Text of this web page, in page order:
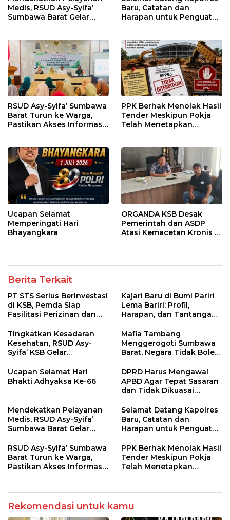
Medis, RSUD Asy-Syifa’
Sumbawa Barat Gelar
Baru, Catatan dan
Harapan untuk Penguatan
RSUD Asy-Syifa’ Sumbawa
Barat Turun ke Warga,
Pastikan Akses Informasi
PPK Berhak Menolak Hasil
Tender Meskipun Pokja
Telah Menetapkan
Ucapan Selamat
Memperingati Hari
Bhayangkara
ORGANDA KSB Desak
Pemerintah dan ASDP
Atasi Kemacetan Kronis di
Berita Terkait
PT STS Serius Berinvestasi
di KSB, Pemda Siap
Fasilitasi Perizinan dan
Regulasi
Kajari Baru di Bumi Pariri
Lema Bariri: Profil,
Harapan, dan Tantangan
Tingkatkan Kesadaran
Kesehatan, RSUD Asy-
Syifa’ KSB Gelar
Melitus pada Lansia
Mafia Tambang
Menggerogoti Sumbawa
Barat, Negara Tidak Boleh
hingga WNA
Ucapan Selamat Hari
Bhakti Adhyaksa Ke-66
DPRD Harus Mengawal
APBD Agar Tepat Sasaran
dan Tidak Dikuasai
Tertentu
Mendekatkan Pelayanan
Medis, RSUD Asy-Syifa’
Sumbawa Barat Gelar
Kesehatan di Taliwang
Selamat Datang Kapolres
Baru, Catatan dan
Harapan untuk Penguatan
RSUD Asy-Syifa’ Sumbawa
Barat Turun ke Warga,
Pastikan Akses Informasi
PPK Berhak Menolak Hasil
Tender Meskipun Pokja
Telah Menetapkan
Rekomendasi untuk kamu